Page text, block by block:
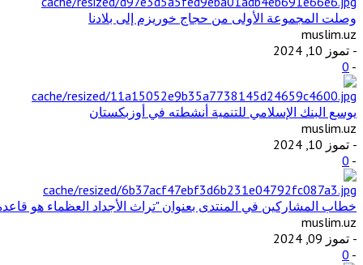
وصلت المجموعة الأولى من حجاج خوريزم إلى بلادنا
muslim.uz
- تموز 10, 2024
-
0
يوسع البنك الإسلامي للتنمية أنشطته في أوزبكستان
muslim.uz
- تموز 10, 2024
-
0
خطاب المشاركين في المنتدى بعنوان "تراث الأجداد العظماء هو
muslim.uz
- تموز 09, 2024
-
0